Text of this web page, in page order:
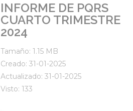
INFORME DE PQRS
CUARTO TRIMESTRE
2024
Tamaño: 1.15 MB
Creado: 31-01-2025
Actualizado: 31-01-2025
Visto: 133